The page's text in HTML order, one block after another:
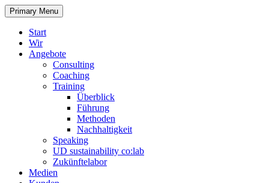
Primary Menu
Start
Wir
Angebote
Consulting
Coaching
Training
Überblick
Führung
Methoden
Nachhaltigkeit
Speaking
UD sustainability co:lab
Zukünftelabor
Medien